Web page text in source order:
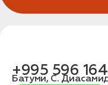
+995 596
Батуми, С.